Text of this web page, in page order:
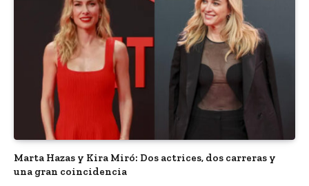
Marta Hazas y Kira Miró: Dos actrices, dos carreras y
una gran coincidencia